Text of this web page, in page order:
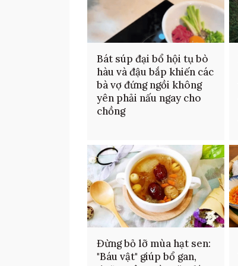
Bát súp đại bổ hội tụ bò
hàu và đậu bắp khiến các
bà vợ đứng ngồi không
yên phải nấu ngay cho
chồng
Đừng bỏ lỡ mùa hạt sen:
"Báu vật" giúp bổ gan,